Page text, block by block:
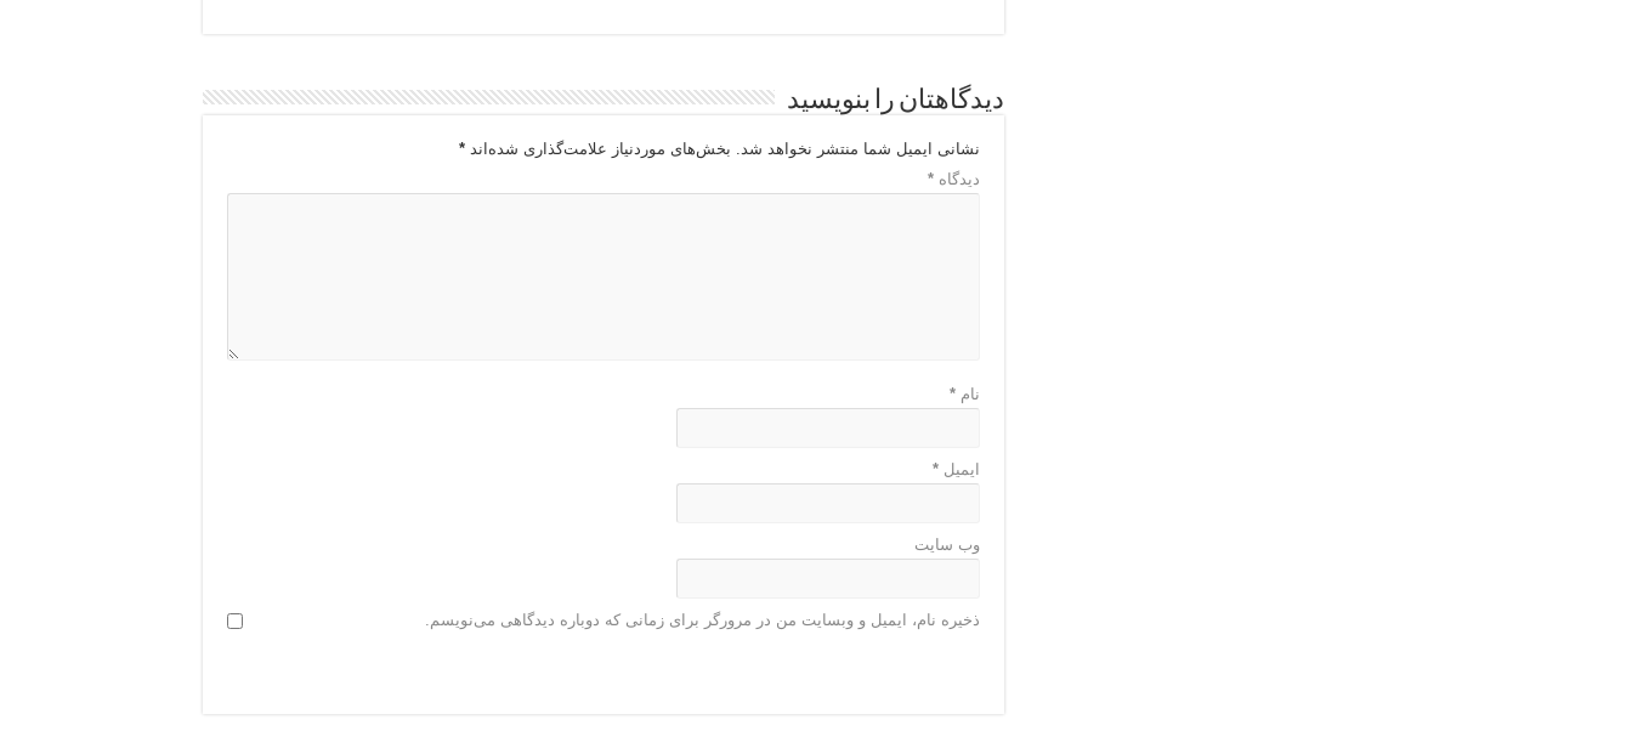
دیدگاهتان را بنویسید
نشانی ایمیل شما منتشر نخواهد شد. بخش‌های موردنیاز علامت‌گذاری شده‌اند *
دیدگاه *
نام *
ایمیل *
وب‌ سایت
ذخیره نام، ایمیل و وبسایت من در مرورگر برای زمانی که دوباره دیدگاهی می‌نویسم.